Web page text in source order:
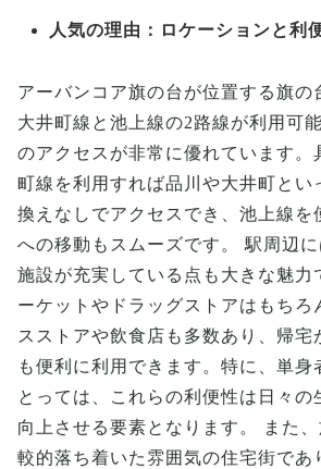
人気の理由：ロケーションと利
アーバンコア旗の台が位置する旗の
大井町線と池上線の2路線が利用可
のアクセスが非常に優れています。
町線を利用すれば品川や大井町とい
換えなしでアクセスでき、池上線を
への移動もスムーズです。 駅周辺
施設が充実している点も大きな魅力
ーケットやドラッグストアはもちろ
スストアや飲食店も多数あり、帰宅
も便利に利用できます。特に、単身
とっては、これらの利便性は日々の
向上させる要素となります。 また
較的落ち着いた雰囲気の住宅街であ